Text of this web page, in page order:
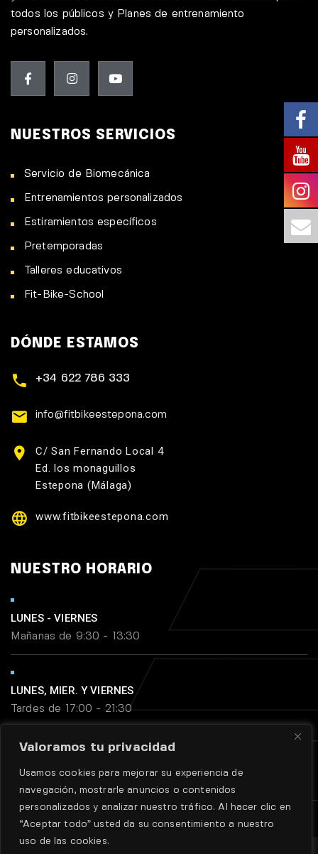
Valoramos tu privacidad
Usamos cookies para mejorar su experiencia de
navegación, mostrarle anuncios o contenidos
personalizados y analizar nuestro tráfico. Al hacer clic en
“Aceptar todo” usted da su consentimiento a nuestro
uso de las cookies.
todos los públicos y Planes de entrenamiento
personalizados.
NUESTROS SERVICIOS
Servicio de Biomecánica
Entrenamientos personalizados
Estiramientos específicos
Pretemporadas
Talleres educativos
Fit-Bike-School
DÓNDE ESTAMOS
+34 622 786 333
info@fitbikeestepona.com
C/ San Fernando Local 4
Ed. los monaguillos
Estepona (Málaga)
www.fitbikeestepona.com
NUESTRO HORARIO
LUNES - VIERNES
Mañanas de 9:30 - 13:30
LUNES, MIER. Y VIERNES
Tardes de 17:00 - 21:30